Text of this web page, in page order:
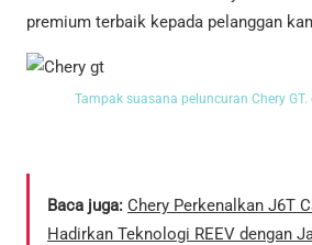
premium terbaik kepada pelanggan
Tampak suasana peluncuran Chery
Baca juga: Chery Perkenalkan J6T
Hadirkan Teknologi REEV dengan